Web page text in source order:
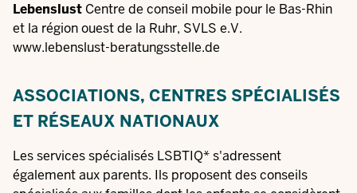
Lebenslust Centre de conseil mobile pour le Bas-Rhin
et la région ouest de la Ruhr, SVLS e.V.
www.lebenslust-beratungsstelle.de
ASSOCIATIONS, CENTRES SPÉCIALISÉS
ET RÉSEAUX NATIONAUX
Les services spécialisés LSBTIQ* s'adressent
également aux parents. Ils proposent des conseils